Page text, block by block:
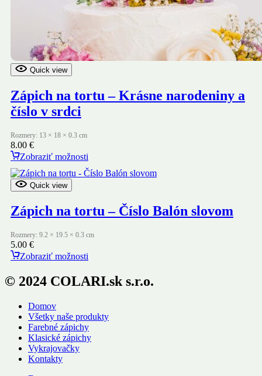
Quick view
Zápich na tortu – Krásne narodeniny a
číslo v srdci
Rozmery: 13 × 18 × 0.3 cm
8.00 €
Zobraziť možnosti
Quick view
Zápich na tortu – Číslo Balón slovom
Rozmery: 9.2 × 19.5 × 0.3 cm
5.00 €
Zobraziť možnosti
© 2024 COLARI.sk s.r.o.
Domov
Všetky naše produkty
Farebné zápichy
Klasické zápichy
Vykrajovačky
Kontakty